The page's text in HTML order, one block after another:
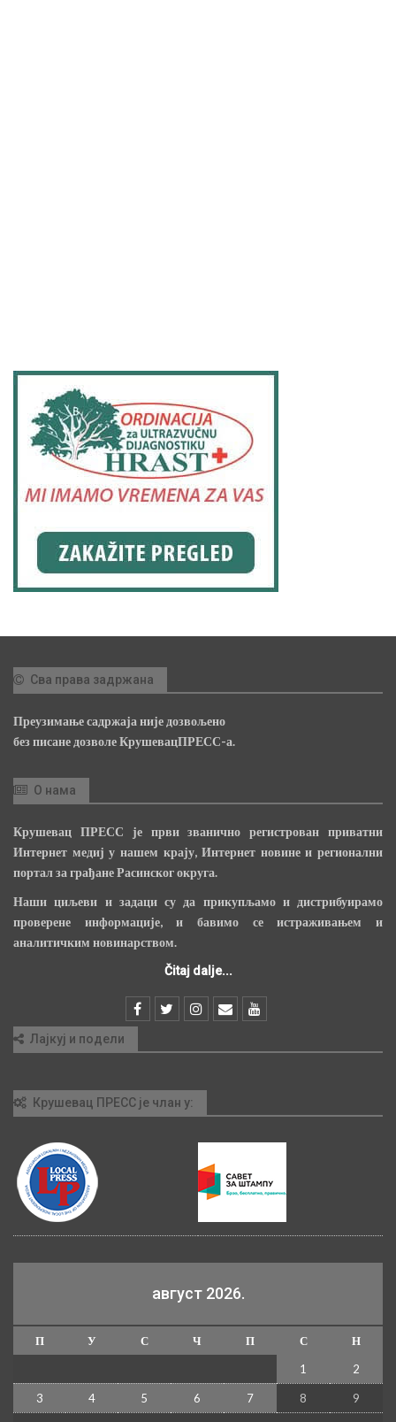
Сва права задржана
Преузимање садржаја није дозвољено
без писане дозволе КрушевацПРЕСС-а.
О нама
Крушевац ПРЕСС је први званично регистрован приватни
Интернет медиј у нашем крају, Интернет новине и регионални
портал за грађане Расинског округа.
Наши циљеви и задаци су да прикупљамо и дистрибуирамо
проверене информације, и бавимо се истраживањем и
аналитичким новинарством.
Čitaj dalje...
Лајкуј и подели
Крушевац ПРЕСС је члан у:
август 2026.
П У С Ч П С
Н
1
2
3 4 5 6 7 8 9